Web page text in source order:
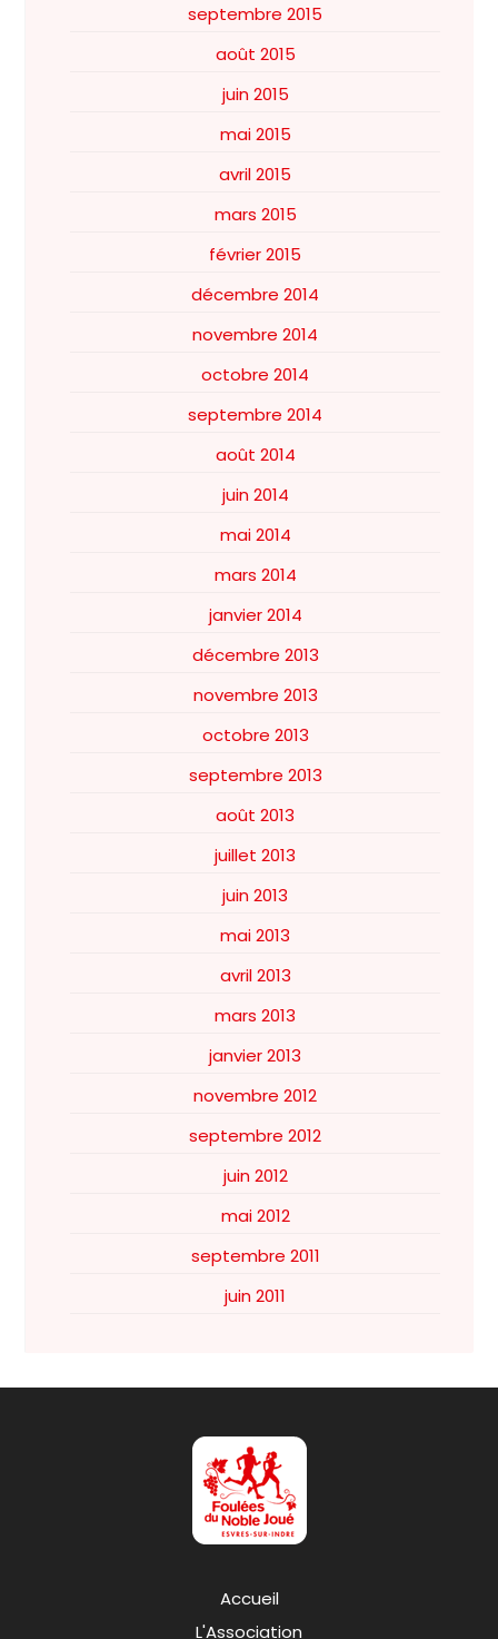
septembre 2015
août 2015
juin 2015
mai 2015
avril 2015
mars 2015
février 2015
décembre 2014
novembre 2014
octobre 2014
septembre 2014
août 2014
juin 2014
mai 2014
mars 2014
janvier 2014
décembre 2013
novembre 2013
octobre 2013
septembre 2013
août 2013
juillet 2013
juin 2013
mai 2013
avril 2013
mars 2013
janvier 2013
novembre 2012
septembre 2012
juin 2012
mai 2012
septembre 2011
juin 2011
Accueil
L'Association